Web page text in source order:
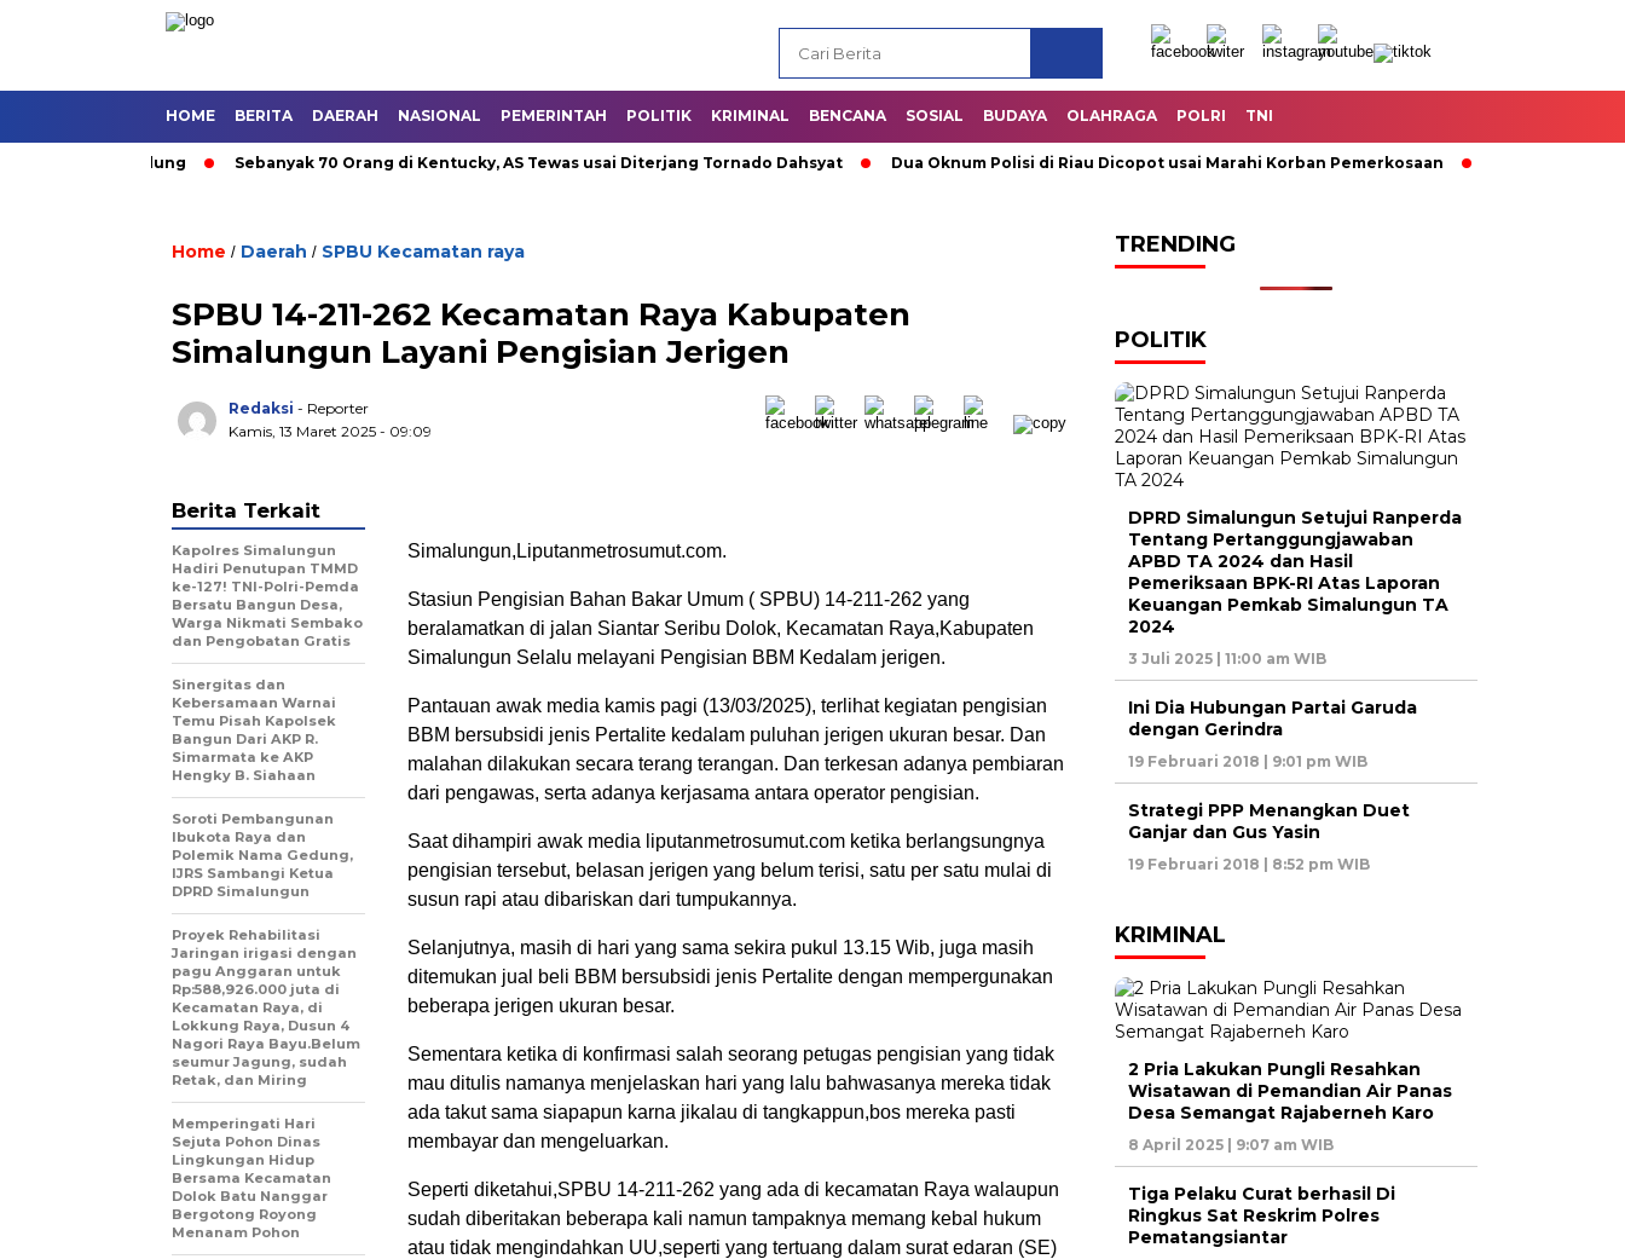
HOME BERITA DAERAH NASIONAL PEMERINTAH POLITIK KRIMINAL BENCANA SOSIAL BUDAYA OLAHRAGA POLRI TNI
Sebanyak 70 Orang di Kentucky, AS Tewas usai Diterjang Tornado Dahsyat Dua Oknum Polisi di Riau Dicopot usai Marahi Korban Pemerkosaan Kemendag Cabut
Home / Daerah / SPBU Kecamatan raya
SPBU 14-211-262 Kecamatan Raya Kabupaten
Simalungun Layani Pengisian Jerigen
Redaksi - Reporter
Kamis, 13 Maret 2025 - 09:09
Simalungun,Liputanmetrosumut.com.
Stasiun Pengisian Bahan Bakar Umum ( SPBU) 14-211-262 yang
beralamatkan di jalan Siantar Seribu Dolok, Kecamatan Raya,Kabupaten
Simalungun Selalu melayani Pengisian BBM Kedalam jerigen.
Pantauan awak media kamis pagi (13/03/2025), terlihat kegiatan pengisian
BBM bersubsidi jenis Pertalite kedalam puluhan jerigen ukuran besar. Dan
malahan dilakukan secara terang terangan. Dan terkesan adanya pembiaran
dari pengawas, serta adanya kerjasama antara operator pengisian.
Saat dihampiri awak media liputanmetrosumut.com ketika berlangsungnya
pengisian tersebut, belasan jerigen yang belum terisi, satu per satu mulai di
susun rapi atau dibariskan dari tumpukannya.
Selanjutnya, masih di hari yang sama sekira pukul 13.15 Wib, juga masih
ditemukan jual beli BBM bersubsidi jenis Pertalite dengan mempergunakan
beberapa jerigen ukuran besar.
Sementara ketika di konfirmasi salah seorang petugas pengisian yang tidak
mau ditulis namanya menjelaskan hari yang lalu bahwasanya mereka tidak
ada takut sama siapapun karna jikalau di tangkappun,bos mereka pasti
membayar dan mengeluarkan.
Seperti diketahui,SPBU 14-211-262 yang ada di kecamatan Raya walaupun
sudah diberitakan beberapa kali namun tampaknya memang kebal hukum
atau tidak mengindahkan UU,seperti yang tertuang dalam surat edaran (SE)
Berita Terkait
Kapolres Simalungun
Hadiri Penutupan TMMD
ke-127! TNI-Polri-Pemda
Bersatu Bangun Desa,
Warga Nikmati Sembako
dan Pengobatan Gratis
Sinergitas dan
Kebersamaan Warnai
Temu Pisah Kapolsek
Bangun Dari AKP R.
Simarmata ke AKP
Hengky B. Siahaan
Soroti Pembangunan
Ibukota Raya dan
Polemik Nama Gedung,
IJRS Sambangi Ketua
DPRD Simalungun
Proyek Rehabilitasi
Jaringan irigasi dengan
pagu Anggaran untuk
Rp:588,926.000 juta di
Kecamatan Raya, di
Lokkung Raya, Dusun 4
Nagori Raya Bayu.Belum
seumur Jagung, sudah
Retak, dan Miring
Memperingati Hari
Sejuta Pohon Dinas
Lingkungan Hidup
Bersama Kecamatan
Dolok Batu Nanggar
Bergotong Royong
Menanam Pohon
TRENDING
POLITIK
DPRD Simalungun Setujui Ranperda
Tentang Pertanggungjawaban
APBD TA 2024 dan Hasil
Pemeriksaan BPK-RI Atas Laporan
Keuangan Pemkab Simalungun TA
2024
3 Juli 2025 | 11:00 am WIB
Ini Dia Hubungan Partai Garuda
dengan Gerindra
19 Februari 2018 | 9:01 pm WIB
Strategi PPP Menangkan Duet
Ganjar dan Gus Yasin
19 Februari 2018 | 8:52 pm WIB
KRIMINAL
2 Pria Lakukan Pungli Resahkan
Wisatawan di Pemandian Air Panas
Desa Semangat Rajaberneh Karo
8 April 2025 | 9:07 am WIB
Tiga Pelaku Curat berhasil Di
Ringkus Sat Reskrim Polres
Pematangsiantar